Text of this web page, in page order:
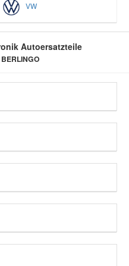
VW
Autoersatzteile